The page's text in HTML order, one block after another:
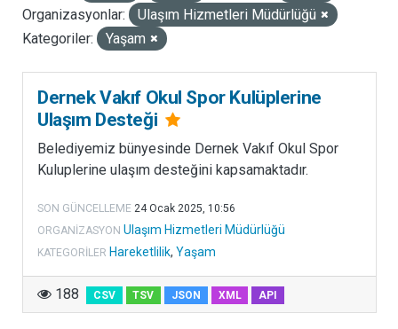
LISANSLAR
Organizasyonlar:
Ulaşım Hizmetleri Müdürlüğü
Kategoriler:
Yaşam
Dernek Vakıf Okul Spor Kulüplerine
Ulaşım Desteği
Belediyemiz bünyesinde Dernek Vakıf Okul Spor
Kuluplerine ulaşım desteğini kapsamaktadır.
SON GÜNCELLEME 24 Ocak 2025, 10:56
ORGANIZASYON Ulaşım Hizmetleri Müdürlüğü
KATEGORILER Hareketlilik, Yaşam
188 CSV TSV JSON XML API